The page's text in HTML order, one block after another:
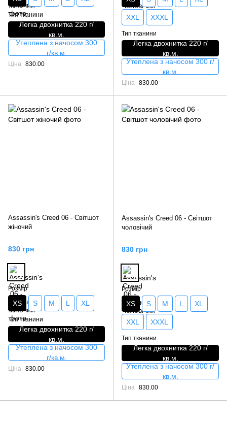
Тип тканини
Легка двохнитка 220 г/
кв.м.
Утеплена з начосом 300
г/кв.м.
Ціна 830.00
XXL XXXL
Тип тканини
Легка двохнитка 220 г/
кв.м.
Утеплена з начосом 300 г/
кв.м.
Ціна 830.00
Assassin's Creed 06 - Світшот
жіночий
830 грн
Розмір
XS S M L XL
Тип тканини
Легка двохнитка 220 г/
кв.м.
Утеплена з начосом 300
г/кв.м.
Ціна 830.00
Assassin's Creed 06 - Світшот
чоловічий
830 грн
Розмір
XS S M L XL
XXL XXXL
Тип тканини
Легка двохнитка 220 г/
кв.м.
Утеплена з начосом 300 г/
кв.м.
Ціна 830.00